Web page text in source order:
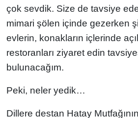
çok sevdik. Size de tavsiye
mimari şölen içinde gezerken
evlerin, konakların içlerinde
restoranları ziyaret edin
bulunacağım.
Peki, neler yedik…
Dillere destan Hatay